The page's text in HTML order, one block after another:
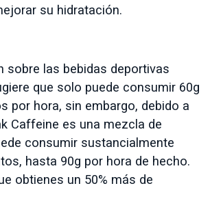
su hidratación.
sobre las bebidas deportivas
que solo puede consumir 60g
por hora, sin embargo, debido a
Caffeine es una mezcla de
consumir sustancialmente
hasta 90g por hora de hecho.
obtienes un 50% más de